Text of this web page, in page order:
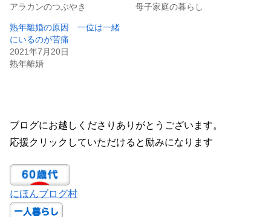
アラカンのつぶやき
母子家庭の暮らし
熟年離婚の原因 一位は一緒
にいるのが苦痛
2021年7月20日
熟年離婚
ブログにお越しくださりありがとうございます。
応援クリックしていただけると励みになります
にほんブログ村